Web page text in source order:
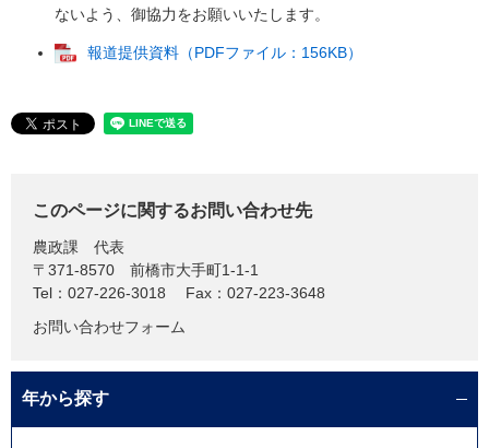
ないよう、御協力をお願いいたします。
報道提供資料（PDFファイル：156KB）
このページに関するお問い合わせ先
農政課
代表
〒371-8570
前橋市大手町1-1-1
Tel：027-226-3018
Fax：027-223-3648
お問い合わせフォーム
年から探す